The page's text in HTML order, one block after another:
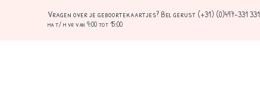
Vragen over je geboortekaartjes? Bel gerust (+31) (0)497-331 331
ma t/ m vr van 9:00 tot 15:00